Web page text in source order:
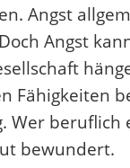
Angst
Angst
Fähigkeiten
Wer
bewundert.